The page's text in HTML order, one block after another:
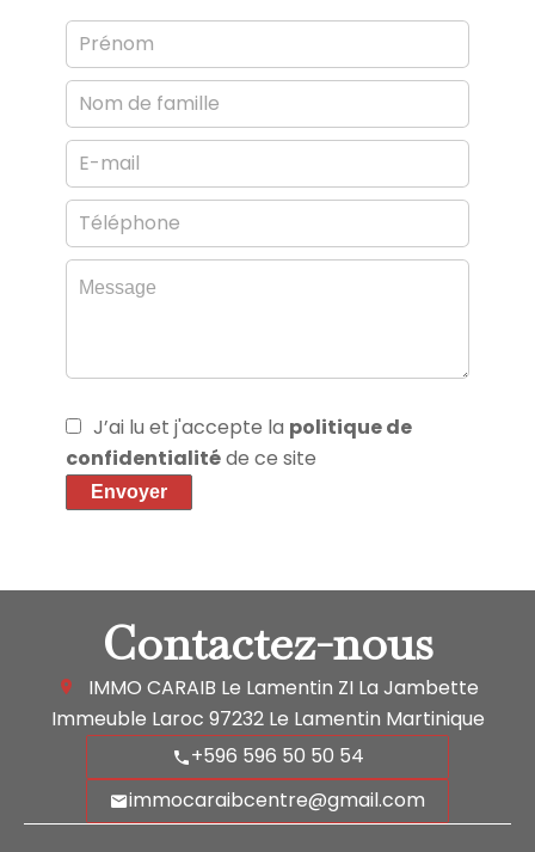
J’ai lu et j'accepte la politique de
confidentialitéde ce site
Envoyer
Contactez-nous
IMMO CARAIB Le Lamentin ZI La Jambette
Immeuble Laroc 97232Le Lamentin Martinique
+596 596 50 50 54
immocaraibcentre@gmail.com